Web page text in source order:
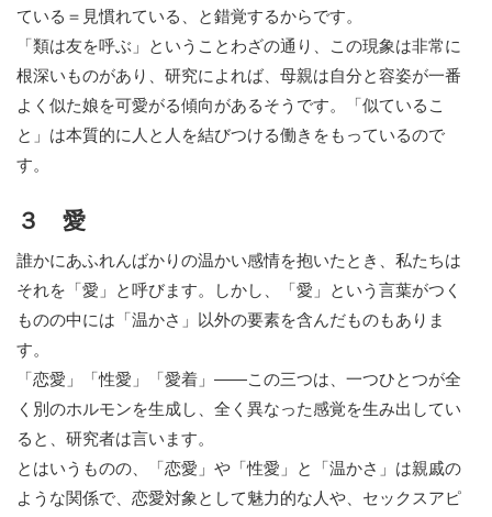
ている＝見慣れている、と錯覚するからです。
「類は友を呼ぶ」ということわざの通り、この現象は非常に
根深いものがあり、研究によれば、母親は自分と容姿が一番
よく似た娘を可愛がる傾向があるそうです。「似ているこ
と」は本質的に人と人を結びつける働きをもっているので
す。
３ 愛
誰かにあふれんばかりの温かい感情を抱いたとき、私たちは
それを「愛」と呼びます。しかし、「愛」という言葉がつく
ものの中には「温かさ」以外の要素を含んだものもありま
す。
「恋愛」「性愛」「愛着」――この三つは、一つひとつが全
く別のホルモンを生成し、全く異なった感覚を生み出してい
ると、研究者は言います。
とはいうものの、「恋愛」や「性愛」と「温かさ」は親戚の
ような関係で、恋愛対象として魅力的な人や、セックスアピ